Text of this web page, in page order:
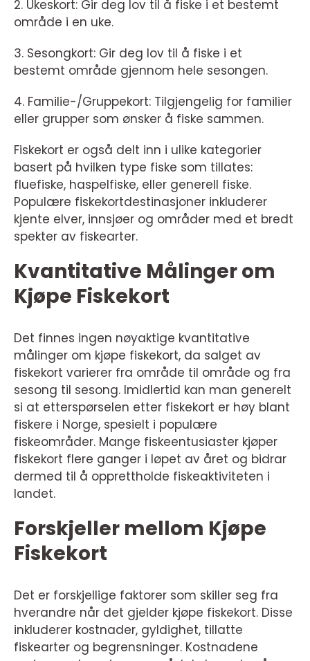
2. Ukeskort: Gir deg lov til å fiske i et bestemt
område i en uke.
3. Sesongkort: Gir deg lov til å fiske i et
bestemt område gjennom hele sesongen.
4. Familie-/Gruppekort: Tilgjengelig for familier
eller grupper som ønsker å fiske sammen.
Fiskekort er også delt inn i ulike kategorier
basert på hvilken type fiske som tillates:
fluefiske, haspelfiske, eller generell fiske.
Populære fiskekortdestinasjoner inkluderer
kjente elver, innsjøer og områder med et bredt
spekter av fiskearter.
Kvantitative Målinger om
Kjøpe Fiskekort
Det finnes ingen nøyaktige kvantitative
målinger om kjøpe fiskekort, da salget av
fiskekort varierer fra område til område og fra
sesong til sesong. Imidlertid kan man generelt
si at etterspørselen etter fiskekort er høy blant
fiskere i Norge, spesielt i populære
fiskeområder. Mange fiskeentusiaster kjøper
fiskekort flere ganger i løpet av året og bidrar
dermed til å opprettholde fiskeaktiviteten i
landet.
Forskjeller mellom Kjøpe
Fiskekort
Det er forskjellige faktorer som skiller seg fra
hverandre når det gjelder kjøpe fiskekort. Disse
inkluderer kostnader, gyldighet, tillatte
fiskearter og begrensninger. Kostnadene